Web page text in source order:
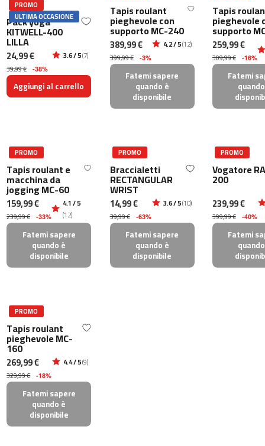
0
m
-
6
0
2
0
0
m
c
-
6
0
4
0
m
c
-
4
6
0
PROMO
ULTIMA OCCASIONE
Pack yoga
KITWELL-400
LILLA
24,99 €
39,99 € -38%
3.6 / 5(7)
Aggiungi al carrello
Tapis roulant
pieghevole con
supporto MC-240
389,99 €
399,99 € -3%
4.2 / 5(12)
Fatemi sapere
quando è
disponibile
Tapis
pieghevole
supporto
259,99 €
309,99 € -16%
Fatemi
PROMO
Tapis roulant e
macchina da
jogging MC-60
159,99 €
239,99 € -33%
4.1 / 5
(12)
Fatemi sapere
quando è
disponibile
PROMO
Braccialetti
RECTANGULAR
WRIST
14,99 €
39,99 € -63%
3.6 / 5(10)
Fatemi sapere
quando è
disponibile
PROMO
Vogatore
200
239,99 €
399,99 € -40%
Fatemi
PROMO
Tapis roulant
pieghevole MC-
160
269,99 €
329,99 € -18%
4.4 / 5(9)
Fatemi sapere
quando è
disponibile